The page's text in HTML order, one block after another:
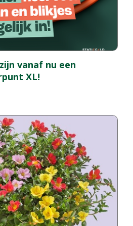
vanaf nu een
XL!